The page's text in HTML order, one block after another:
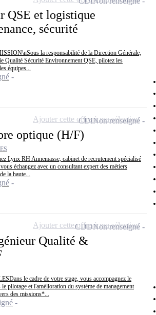
QSE et logistique
sécurité
la responsabilité de la Direction Générale,
Qualité Sécurité Environnement QSE, pilotez les
équipes...
optique (H/F)
Lynx RH Annemasse, cabinet de recrutement spécialisé
échangez avec un consultant expert des métiers
la haute...
CDINon renseigné
Ajouter cette offre à ma sélection
Qualité &
le cadre de votre stage, vous accompagnez le
pilotage et l'amélioration du système de management
des missions*...
CDDNon renseigné
Ajouter cette offre à ma sélection